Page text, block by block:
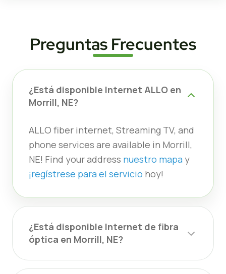
Preguntas Frecuentes
¿Está disponible Internet ALLO en
Morrill, NE?
ALLO fiber internet, Streaming TV, and
phone services are available in Morrill,
NE! Find your address nuestro mapa y
¡regístrese para el servicio hoy!
¿Está disponible Internet de fibra
óptica en Morrill, NE?